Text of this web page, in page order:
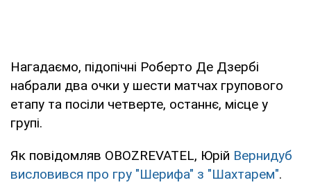
Нагадаємо, підопічні Роберто Де Дзербі
набрали два очки у шести матчах групового
етапу та посіли четверте, останнє, місце у
групі.
Як повідомляв OBOZREVATEL, Юрій Вернидуб
висловився про гру "Шерифа" з "Шахтарем".